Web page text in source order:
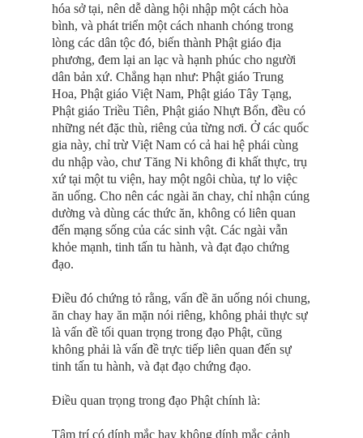
hóa sở tại, nên dễ dàng hội nhập một cách hòa
bình, và phát triển một cách nhanh chóng trong
lòng các dân tộc đó, biến thành Phật giáo địa
phương, đem lại an lạc và hạnh phúc cho người
dân bản xứ. Chẳng hạn như: Phật giáo Trung
Hoa, Phật giáo Việt Nam, Phật giáo Tây Tạng,
Phật giáo Triều Tiên, Phật giáo Nhựt Bổn, đều có
những nét đặc thù, riêng của từng nơi. Ở các quốc
gia này, chỉ trừ Việt Nam có cả hai hệ phái cùng
du nhập vào, chư Tăng Ni không đi khất thực, trụ
xứ tại một tu viện, hay một ngôi chùa, tự lo việc
ăn uống. Cho nên các ngài ăn chay, chỉ nhận cúng
dường và dùng các thức ăn, không có liên quan
đến mạng sống của các sinh vật. Các ngài vẫn
khỏe mạnh, tinh tấn tu hành, và đạt đạo chứng
đạo.
Ðiều đó chứng tỏ rằng, vấn đề ăn uống nói chung,
ăn chay hay ăn mặn nói riêng, không phải thực sự
là vấn đề tối quan trọng trong đạo Phật, cũng
không phải là vấn đề trực tiếp liên quan đến sự
tinh tấn tu hành, và đạt đạo chứng đạo.
Ðiều quan trọng trong đạo Phật chính là:
Tâm trí có dính mắc hay không dính mắc cảnh